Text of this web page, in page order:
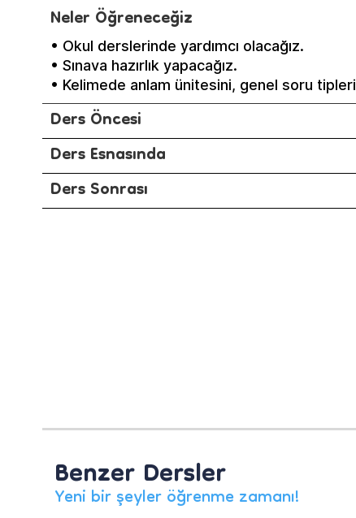
Neler Öğreneceğiz
• Okul derslerinde yardımcı olacağız.
• Sınava hazırlık yapacağız.
• Kelimede anlam ünitesini, genel soru
Ders Öncesi
Ders Esnasında
Ders Sonrası
Benzer Dersler
Yeni bir şeyler öğrenme zamanı!